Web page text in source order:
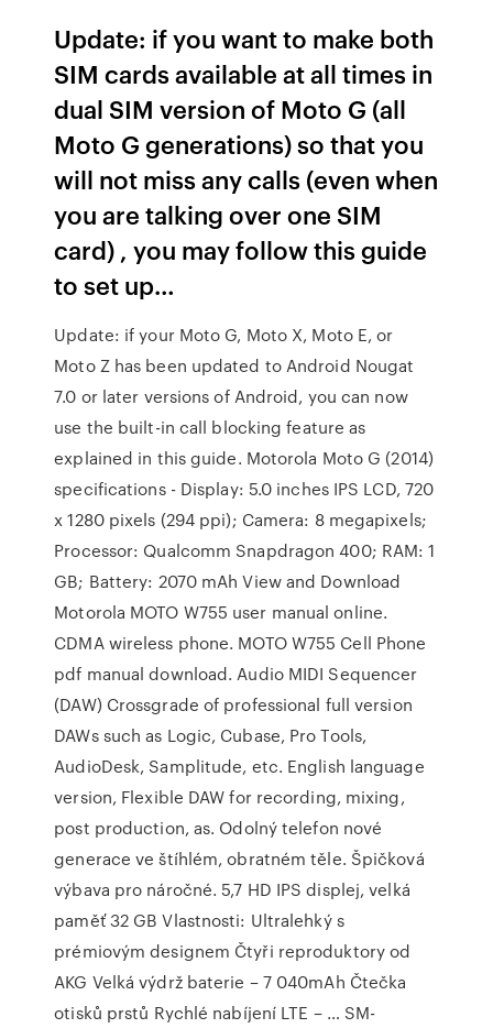
Update: if you want to make both
SIM cards available at all times in
dual SIM version of Moto G (all
Moto G generations) so that you
will not miss any calls (even when
you are talking over one SIM
card) , you may follow this guide
to set up…
Update: if your Moto G, Moto X, Moto E, or
Moto Z has been updated to Android Nougat
7.0 or later versions of Android, you can now
use the built-in call blocking feature as
explained in this guide. Motorola Moto G (2014)
specifications - Display: 5.0 inches IPS LCD, 720
x 1280 pixels (294 ppi); Camera: 8 megapixels;
Processor: Qualcomm Snapdragon 400; RAM: 1
GB; Battery: 2070 mAh View and Download
Motorola MOTO W755 user manual online.
CDMA wireless phone. MOTO W755 Cell Phone
pdf manual download. Audio MIDI Sequencer
(DAW) Crossgrade of professional full version
DAWs such as Logic, Cubase, Pro Tools,
AudioDesk, Samplitude, etc. English language
version, Flexible DAW for recording, mixing,
post production, as. Odolný telefon nové
generace ve štíhlém, obratném těle. Špičková
výbava pro náročné. 5,7 HD IPS displej, velká
paměť 32 GB Vlastnosti: Ultralehký s
prémiovým designem Čtyři reproduktory od
AKG Velká výdrž baterie – 7 040mAh Čtečka
otisků prstů Rychlé nabíjení LTE – … SM-